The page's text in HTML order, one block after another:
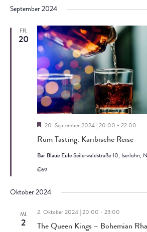
September 2024
FR.
20
Rum Tasting: Karibische Reise
Hervorgehoben
20. September 2024 | 20:00 - 22:00
Bar Blaue Eule Seilerwaldstraße 10, Iserlohn,
€69
Oktober 2024
MI.
2 The Queen Kings – Bohemian
2. Oktober 2024 | 20:00 - 23:00